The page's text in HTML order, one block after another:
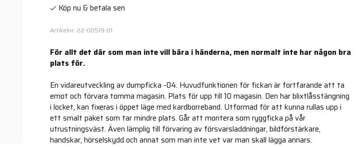
Köp nu & betala sen
Artikelnr: 22-00519-01
För allt det där som man inte vill bära i händerna, men normalt inte har någon bra
plats för.
En vidareutveckling av dumpficka -04. Huvudfunktionen för fickan är fortfarande att ta
emot och förvara tomma magasin. Plats för upp till 10 magasin. Den har blixtlåsstängning
i locket, kan fixeras i öppet läge med kardborreband. Utformad för att kunna rullas upp i
ett smalt paket som tar mindre plats. Går att montera som ryggficka på vår
utrustningsväst. Även lämplig till förvaring av försvarsladdningar, bildförstärkare,
handskar, hörselskydd och annat som man inte vet var man skall lägga annars.